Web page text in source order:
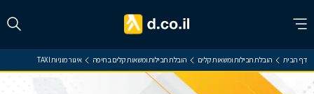
דף הבית הובלת חבילות ומשאות קלים הובלת חבילות ומשאות קלים בחיפה איגור מוניות TAXI